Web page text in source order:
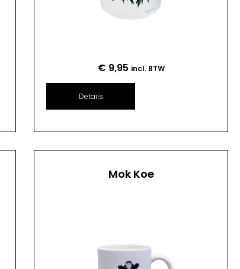
€ 9,95 incl. BTW
Details
Mok Koe